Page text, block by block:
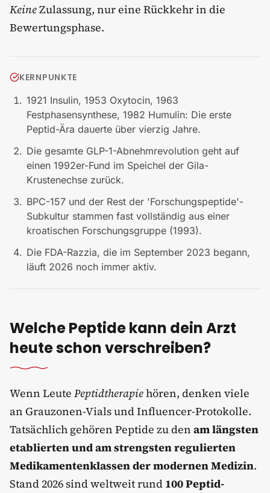
KeineZulassung, nur eine Rückkehr in die
Bewertungsphase.
KERNPUNKTE
1921 Insulin, 1953 Oxytocin, 1963
Festphasensynthese, 1982 Humulin: Die erste
Peptid-Ära dauerte über vierzig Jahre.
Die gesamte GLP-1-Abnehmrevolution geht auf
einen 1992er-Fund im Speichel der Gila-
Krustenechse zurück.
BPC-157 und der Rest der 'Forschungspeptide'-
Subkultur stammen fast vollständig aus einer
kroatischen Forschungsgruppe (1993).
Die FDA-Razzia, die im September 2023 begann,
läuft 2026 noch immer aktiv.
Welche Peptide kann dein Arzt
heute schon verschreiben?
Wenn Leute Peptidtherapiehören, denken viele
an Grauzonen-Vials und Influencer-Protokolle.
Tatsächlich gehören Peptide zu den am längsten
etablierten und am strengsten regulierten
Medikamentenklassen der modernen Medizin.
Stand 2026 sind weltweit rund 100 Peptid-